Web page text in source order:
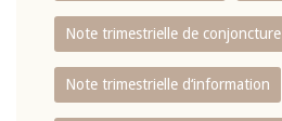
Note trimestrielle de conjoncture
Note trimestrielle d‘information